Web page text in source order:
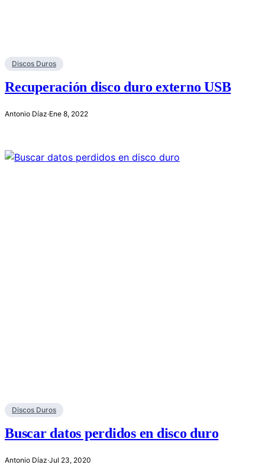
Discos Duros
Recuperación disco duro externo USB
Antonio Díaz·Ene 8, 2022
Discos Duros
Buscar datos perdidos en disco duro
Antonio Díaz·Jul 23, 2020